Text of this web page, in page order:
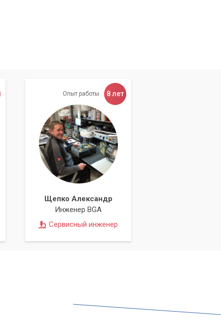
Опыт работы 8 лет
Щепко Александр
Инженер BGA
Сервисный инженер